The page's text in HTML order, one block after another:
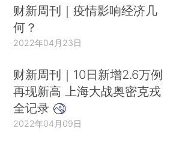
财新周刊｜疫情影响经济几
何？
2022年04月23日
财新周刊｜10日新增2.6万例
再现新高 上海大战奥密克戎
全记录
2022年04月09日